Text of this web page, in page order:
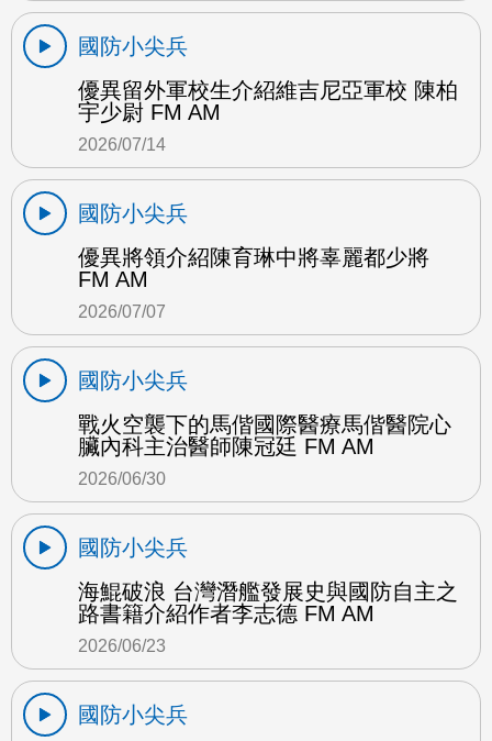
國防小尖兵
優異留外軍校生介紹維吉尼亞軍校 陳柏
宇少尉 FM AM
2026/07/14
國防小尖兵
優異將領介紹陳育琳中將辜麗都少將
FM AM
2026/07/07
國防小尖兵
戰火空襲下的馬偕國際醫療馬偕醫院心
臟內科主治醫師陳冠廷 FM AM
2026/06/30
國防小尖兵
海鯤破浪 台灣潛艦發展史與國防自主之
路書籍介紹作者李志德 FM AM
2026/06/23
國防小尖兵